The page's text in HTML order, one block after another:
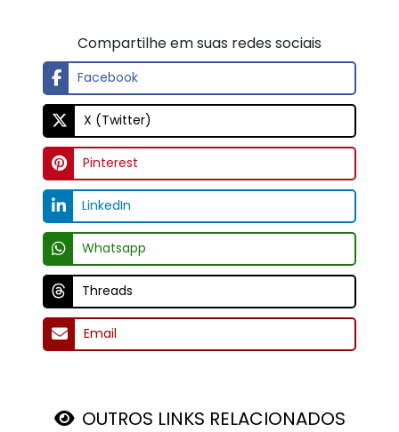
Compartilhe em suas redes sociais
Facebook
X (Twitter)
Pinterest
LinkedIn
Whatsapp
Threads
Email
OUTROS LINKS RELACIONADOS